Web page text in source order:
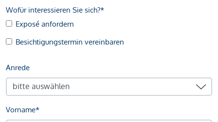
Wofür interessieren Sie sich?*
Exposé anfordern
Besichtigungstermin vereinbaren
Anrede
Vorname*